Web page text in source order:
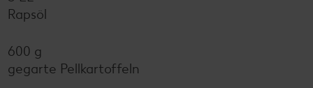
Rapsöl
600 g
gegarte Pellkartoffeln